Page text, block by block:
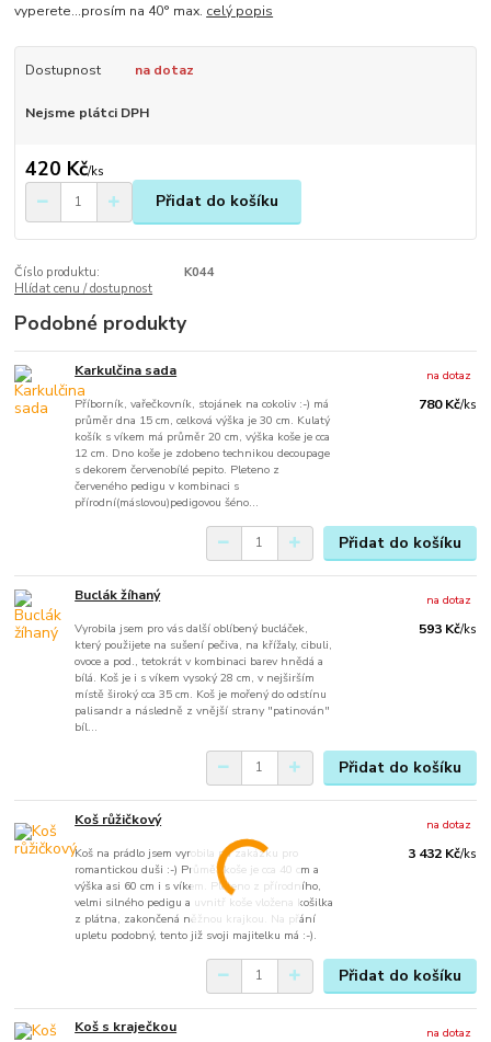
vyperete...prosím na 40° max. celý popis
Dostupnost na dotaz
Nejsme plátci DPH
420 Kč/ks
Přidat do košíku
Číslo produktu:
K044
Hlídat cenu / dostupnost
Podobné produkty
Karkulčina sada
Příborník, vařečkovník, stojánek na cokoliv :-) má
průměr dna 15 cm, celková výška je 30 cm. Kulatý
košík s víkem má průměr 20 cm, výška koše je cca
12 cm. Dno koše je zdobeno technikou decoupage
s dekorem červenobílé pepito. Pleteno z
červeného pedigu v kombinaci s
přírodní(máslovou)pedigovou šéno...
780 Kč/ks
na dotaz
Přidat do košíku
Buclák žíhaný
Vyrobila jsem pro vás další oblíbený bucláček,
který použijete na sušení pečiva, na křížaly, cibuli,
ovoce a pod., tetokrát v kombinaci barev hnědá a
bílá. Koš je i s víkem vysoký 28 cm, v nejširším
místě široký cca 35 cm. Koš je mořený do odstínu
palisandr a následně z vnější strany "patinován"
bíl...
593 Kč/ks
na dotaz
Přidat do košíku
Koš růžičkový
Koš na prádlo jsem vyrobila na zakázku pro
romantickou duši :-) Průměr koše je cca 40 cm a
výška asi 60 cm i s víkem. Pleteno z přírodního,
velmi silného pedigu a uvnitř koše vložena košilka
z plátna, zakončená něžnou krajkou. Na přání
upletu podobný, tento již svoji majitelku má :-).
3 432 Kč/ks
na dotaz
Přidat do košíku
Koš s kraječkou na dotaz